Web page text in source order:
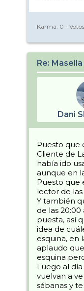
Karma: 0 -
Re:
Dani
Puesto que
Cliente de
había ido
aunque en
Puesto que
lector de
Y también
de las
puesta, así
idea de
esquina, en
aplaudo
esquina
Luego al
vuelvan a
sábanas y